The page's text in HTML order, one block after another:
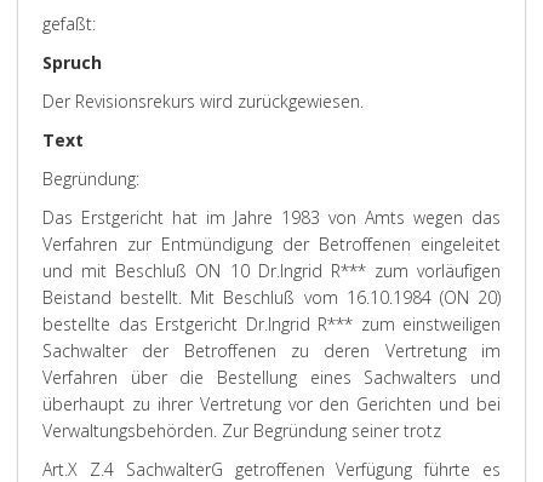
gefaßt:
Spruch
Der Revisionsrekurs wird zurückgewiesen.
Text
Begründung:
Das Erstgericht hat im Jahre 1983 von Amts wegen das
Verfahren zur Entmündigung der Betroffenen eingeleitet
und mit Beschluß ON 10 Dr.Ingrid R*** zum vorläufigen
Beistand bestellt. Mit Beschluß vom 16.10.1984 (ON 20)
bestellte das Erstgericht Dr.Ingrid R*** zum einstweiligen
Sachwalter der Betroffenen zu deren Vertretung im
Verfahren über die Bestellung eines Sachwalters und
überhaupt zu ihrer Vertretung vor den Gerichten und bei
Verwaltungsbehörden. Zur Begründung seiner trotz
Art.X Z.4 SachwalterG getroffenen Verfügung führte es